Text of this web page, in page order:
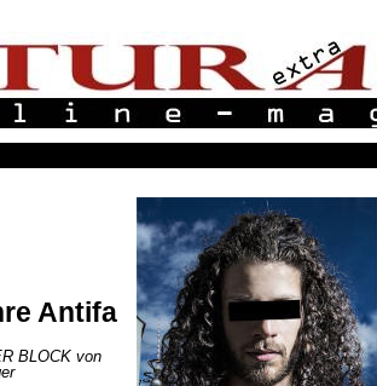
Antifa
BLOCK von